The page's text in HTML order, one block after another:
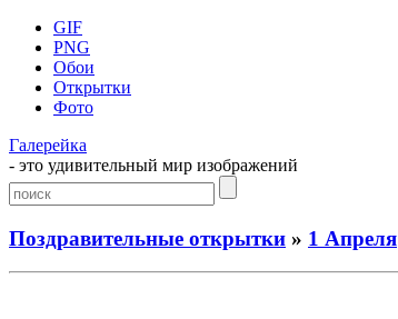
GIF
PNG
Обои
Открытки
Фото
Галерейка
- это удивительный мир изображений
Поздравительные открытки » 1 Апреля